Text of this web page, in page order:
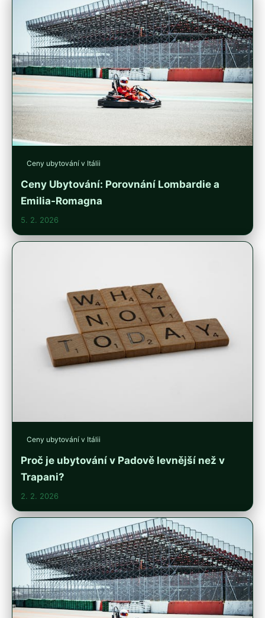
Ceny ubytování v Itálii
Ceny Ubytování: Porovnání Lombardie a
Emilia-Romagna
5. 2. 2026
Ceny ubytování v Itálii
Proč je ubytování v Padově levnější než v
Trapani?
2. 2. 2026